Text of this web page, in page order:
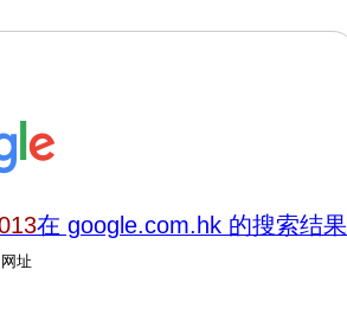
在 google.com.hk 的搜索结果
址